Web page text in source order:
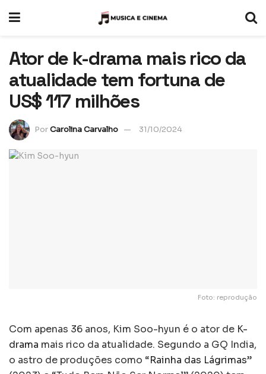
Ator de k-drama mais rico da
atualidade tem fortuna de
US$ 117 milhões
PorCarolina Carvalho 31/10/2024
Foto: reprodução
Com apenas 36 anos, Kim Soo-hyun é o ator de K-
drama mais rico da atualidade. Segundo a GQ India,
o astro de produções como “Rainha das Lágrimas”